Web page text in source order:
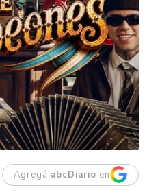
Agregá abcDiario en